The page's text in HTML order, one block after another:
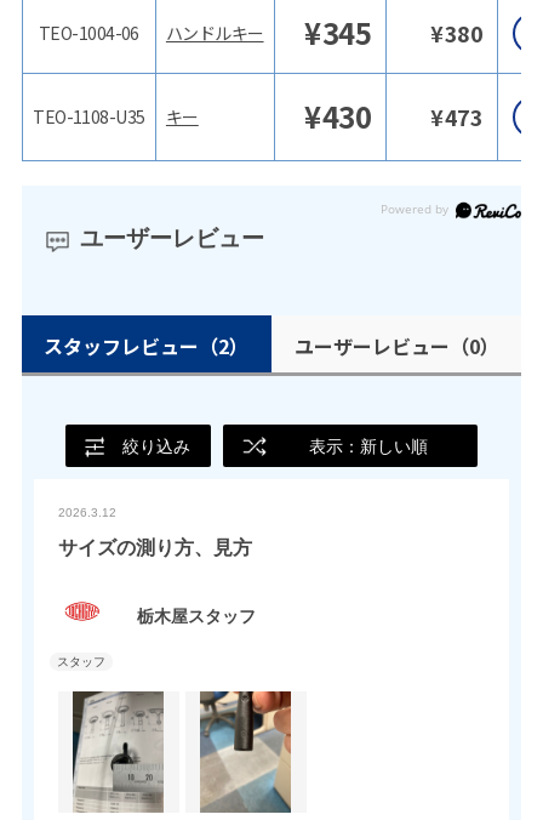
TEO-1004-06
TEO-1108-U35
ハンドルキー ¥345 ¥380
キー ¥430 ¥473
ユーザーレビュー
スタッフレビュー （2） ユーザーレビュー （0）
絞り込み 表示：新しい順
2026.3.12
サイズの測り方、見方
栃木屋スタッフ